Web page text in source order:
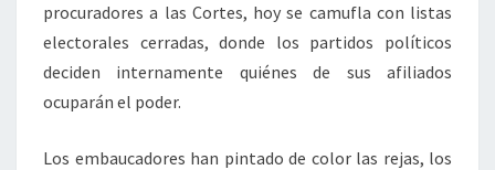
procuradores a las Cortes, hoy se camufla con listas
electorales cerradas, donde los partidos políticos
deciden internamente quiénes de sus afiliados
ocuparán el poder.
Los embaucadores han pintado de color las rejas, los